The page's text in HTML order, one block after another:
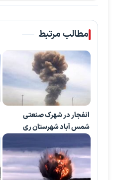
مطالب مرتبط
انفجار در شهرک صنعتی
شمس آباد شهرستان ری